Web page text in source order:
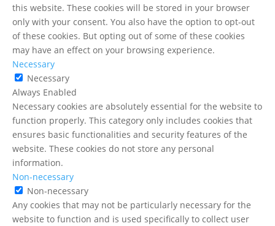
this website. These cookies will be stored in your browser
only with your consent. You also have the option to opt-out
of these cookies. But opting out of some of these cookies
may have an effect on your browsing experience.
Necessary
Necessary
Always Enabled
Necessary cookies are absolutely essential for the website to
function properly. This category only includes cookies that
ensures basic functionalities and security features of the
website. These cookies do not store any personal
information.
Non-necessary
Non-necessary
Any cookies that may not be particularly necessary for the
website to function and is used specifically to collect user